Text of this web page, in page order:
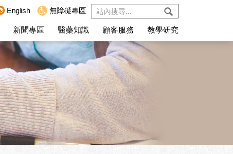
新聞專區 醫藥知識 顧客服務 教學研究
English 無障礙專區